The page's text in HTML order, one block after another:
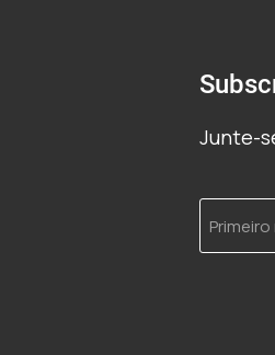
Junte-
nome